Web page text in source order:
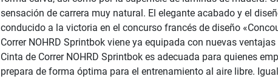
sensación de carrera muy natural. El elegante acabado y el
conducido a la victoria en el concurso francés de diseño
Correr NOHRD Sprintbok viene ya equipada con nuevas
Cinta de Correr NOHRD Sprintbok es adecuada para quienes
prepara de forma óptima para el entrenamiento al aire libre.